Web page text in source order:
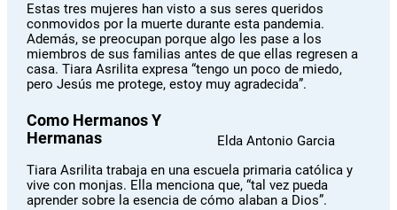
Estas tres mujeres han visto a sus seres queridos
conmovidos por la muerte durante esta pandemia.
Además, se preocupan porque algo les pase a los
miembros de sus familias antes de que ellas regresen a
casa. Tiara Asrilita expresa “tengo un poco de miedo,
pero Jesús me protege, estoy muy agradecida”.
Elda Antonio Garcia
Como Hermanos Y
Hermanas
Tiara Asrilita trabaja en una escuela primaria católica y
vive con monjas. Ella menciona que, “tal vez pueda
aprender sobre la esencia de cómo alaban a Dios”.